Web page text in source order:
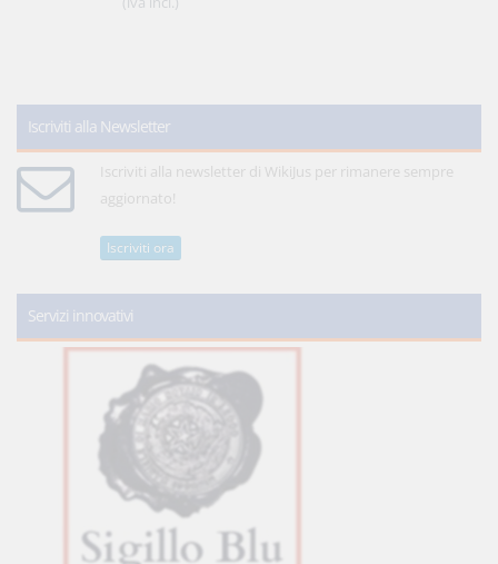
Iscriviti alla Newsletter
Iscriviti alla newsletter di WikiJus per rimanere sempre
aggiornato!
Iscriviti ora
Servizi innovativi